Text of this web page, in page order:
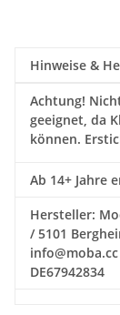
Hinweise &
Achtung!
geeignet, da
können.
Ab 14+ Jahre
Hersteller:
/ 5101
DE67942834